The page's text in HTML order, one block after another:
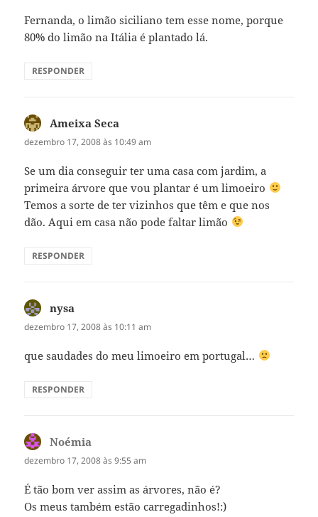
Fernanda, o limão siciliano tem esse nome, porque
80% do limão na Itália é plantado lá.
RESPONDER
Ameixa Seca
dezembro 17, 2008 às 10:49 am
Se um dia conseguir ter uma casa com jardim, a
primeira árvore que vou plantar é um limoeiro
Temos a sorte de ter vizinhos que têm e que nos
dão. Aqui em casa não pode faltar limão
RESPONDER
nysa
dezembro 17, 2008 às 10:11 am
que saudades do meu limoeiro em portugal…
RESPONDER
Noémia
dezembro 17, 2008 às 9:55 am
É tão bom ver assim as árvores, não é?
Os meus também estão carregadinhos!:)